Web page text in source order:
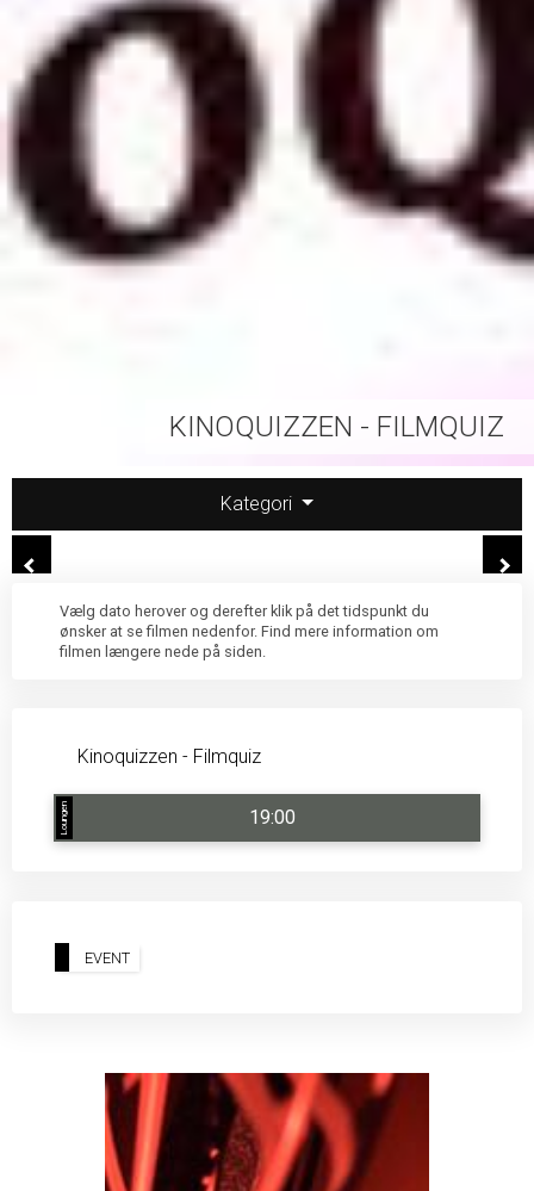
KINOQUIZZEN - FILMQUIZ
Kategori
Vælg dato herover og derefter klik på det tidspunkt du
ønsker at se filmen nedenfor. Find mere information om
filmen længere nede på siden.
Kinoquizzen - Filmquiz
Loungen 19:00
EVENT